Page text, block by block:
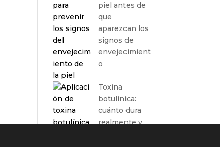
piel antes de
que
aparezcan los
signos de
envejecimient
o
Toxina
botulínica:
cuánto dura
realmente y